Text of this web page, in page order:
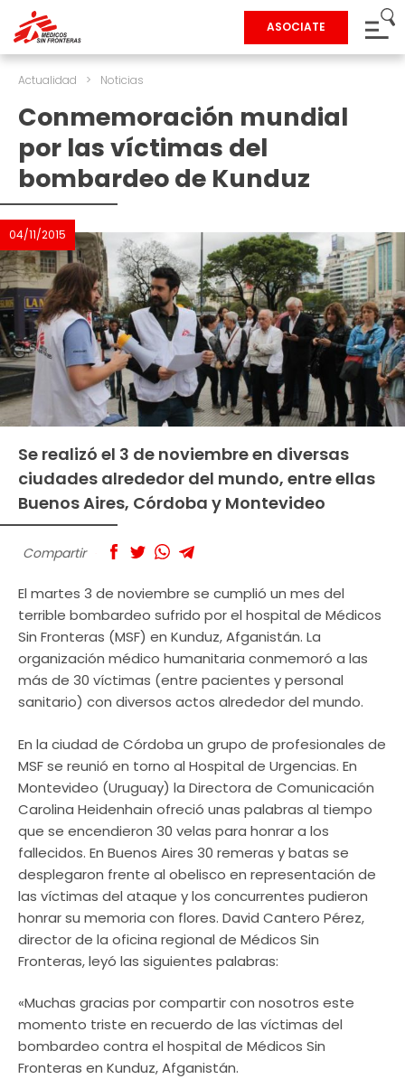
ASOCIATE
Actualidad > Noticias
Conmemoración mundial
por las víctimas del
bombardeo de Kunduz
04/11/2015
Se realizó el 3 de noviembre en diversas
ciudades alrededor del mundo, entre ellas
Buenos Aires, Córdoba y Montevideo
Compartir
El martes 3 de noviembre se cumplió un mes del
terrible bombardeo sufrido por el hospital de Médicos
Sin Fronteras (MSF) en Kunduz, Afganistán. La
organización médico humanitaria conmemoró a las
más de 30 víctimas (entre pacientes y personal
sanitario) con diversos actos alrededor del mundo.
En la ciudad de Córdoba un grupo de profesionales de
MSF se reunió en torno al Hospital de Urgencias. En
Montevideo (Uruguay) la Directora de Comunicación
Carolina Heidenhain ofreció unas palabras al tiempo
que se encendieron 30 velas para honrar a los
fallecidos. En Buenos Aires 30 remeras y batas se
desplegaron frente al obelisco en representación de
las víctimas del ataque y los concurrentes pudieron
honrar su memoria con flores. David Cantero Pérez,
director de la oficina regional de Médicos Sin
Fronteras, leyó las siguientes palabras:
«Muchas gracias por compartir con nosotros este
momento triste en recuerdo de las víctimas del
bombardeo contra el hospital de Médicos Sin
Fronteras en Kunduz, Afganistán.